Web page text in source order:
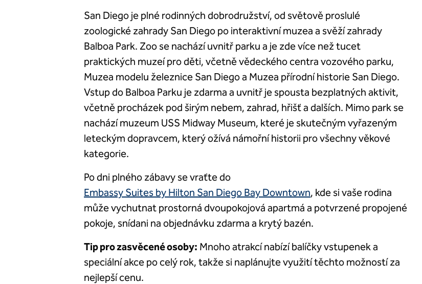
San Diego je plné rodinných dobrodružství, od světově proslulé
zoologické zahrady San Diego po interaktivní muzea a svěží zahrady
Balboa Park. Zoo se nachází uvnitř parku a je zde více než tucet
praktických muzeí pro děti, včetně vědeckého centra vozového parku,
Muzea modelu železnice San Diego a Muzea přírodní historie San Diego.
Vstup do Balboa Parku je zdarma a uvnitř je spousta bezplatných aktivit,
včetně procházek pod širým nebem, zahrad, hřišť a dalších. Mimo park se
nachází muzeum USS Midway Museum, které je skutečným vyřazeným
leteckým dopravcem, který ožívá námořní historii pro všechny věkové
kategorie.
Po dni plného zábavy se vraťte do
Embassy Suites by Hilton San Diego Bay Downtown, kde si vaše rodina
může vychutnat prostorná dvoupokojová apartmá a potvrzené propojené
pokoje, snídani na objednávku zdarma a krytý bazén.
Tip pro zasvěcené osoby: Mnoho atrakcí nabízí balíčky vstupenek a
speciální akce po celý rok, takže si naplánujte využití těchto možností za
nejlepší cenu.